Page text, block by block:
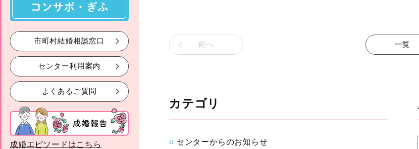
市町村結婚相談窓口
センター利用案内
よくあるご質問
成婚エピソードはこちら
前へ 一覧
カテゴリ
センターからのお知らせ